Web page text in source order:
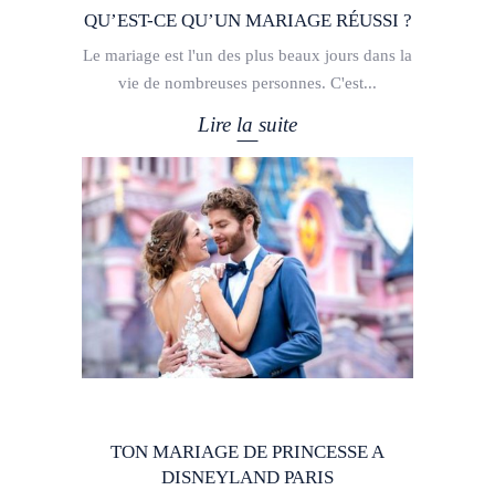
QU’EST-CE QU’UN MARIAGE RÉUSSI ?
Le mariage est l'un des plus beaux jours dans la
vie de nombreuses personnes. C'est
Lire la suite
TON MARIAGE DE PRINCESSE A
DISNEYLAND PARIS